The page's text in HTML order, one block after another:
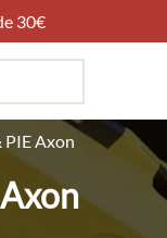
30€
PIE Axon